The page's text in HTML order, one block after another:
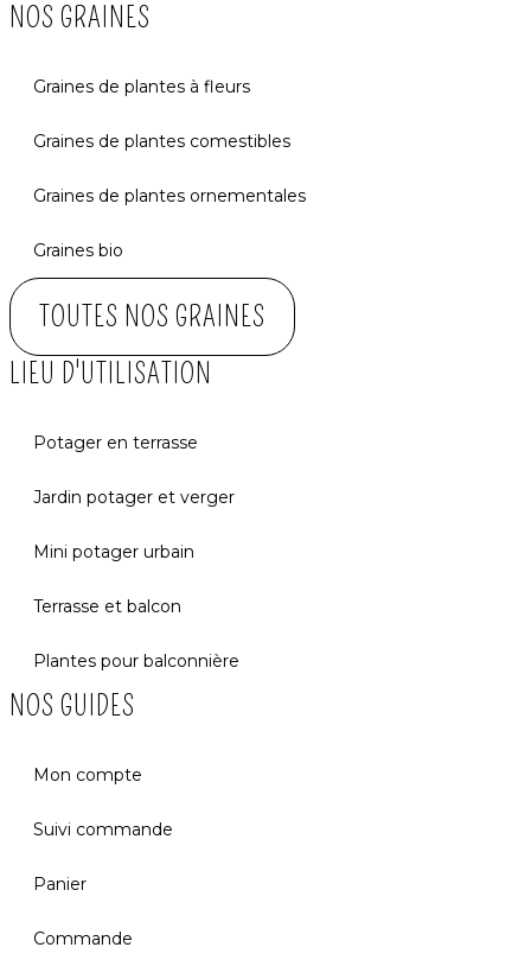
NOS GRAINES
Graines de plantes à fleurs
Graines de plantes comestibles
Graines de plantes ornementales
Graines bio
TOUTES NOS GRAINES
LIEU D'UTILISATION
Potager en terrasse
Jardin potager et verger
Mini potager urbain
Terrasse et balcon
Plantes pour balconnière
NOS GUIDES
Mon compte
Suivi commande
Panier
Commande